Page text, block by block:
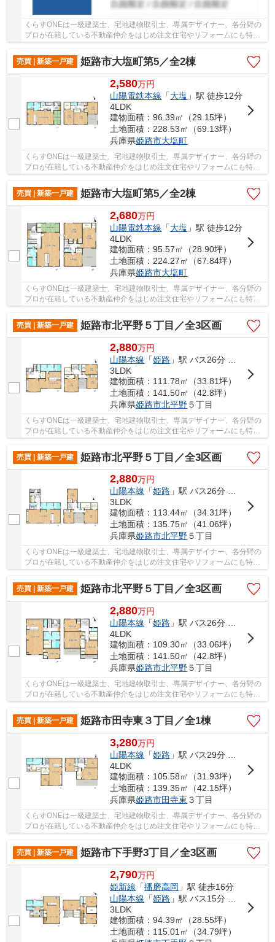
くらすONEは一級建築士、宅地建物取引士、専属デザイナー、各分野の
プロが在籍している不動産仲介をはじめ注文住宅やリフォームにも特化
しているお店です♪住まいに関する事は何でも気...
売買 | 新築一戸建
姫路市大塩町第5／全2棟
2,580万円
山陽電鉄本線 「大塩 」駅 徒歩12分
4LDK
建物面積：96.39㎡（29.15坪）
土地面積：228.53㎡（69.13坪）
兵庫県姫路市大塩町
くらすONEは一級建築士、宅地建物取引士、専属デザイナー、各分野の
プロが在籍している不動産仲介をはじめ注文住宅やリフォームにも特化
売買 | 新築一戸建
姫路市大塩町第5／全2棟
2,680万円
山陽電鉄本線 「大塩 」駅 徒歩12分
4LDK
建物面積：95.57㎡（28.90坪）
土地面積：224.27㎡（67.84坪）
兵庫県姫路市大塩町
くらすONEは一級建築士、宅地建物取引士、専属デザイナー、各分野の
プロが在籍している不動産仲介をはじめ注文住宅やリフォームにも特化
しているお店です♪住まいに関する事は何でも気...
売買 | 新築一戸建
姫路市北平野５丁目／全3区画
2,880万円
山陽本線 「姫路 」駅 バス26分 「平野西口（兵庫県）」 停歩2分
3LDK
建物面積：111.78㎡（33.81坪）
土地面積：141.50㎡（42.8坪）
兵庫県姫路市北平野５丁目
くらすONEは一級建築士、宅地建物取引士、専属デザイナー、各分野の
プロが在籍している不動産仲介をはじめ注文住宅やリフォームにも特化
しているお店です♪住まいに関する事は何でも気...
売買 | 新築一戸建
姫路市北平野５丁目／全3区画
2,880万円
山陽本線 「姫路 」駅 バス26分 「平野西口（兵庫県）」 停歩2分
3LDK
建物面積：113.44㎡（34.31坪）
土地面積：135.75㎡（41.06坪）
兵庫県姫路市北平野５丁目
くらすONEは一級建築士、宅地建物取引士、専属デザイナー、各分野の
プロが在籍している不動産仲介をはじめ注文住宅やリフォームにも特化
売買 | 新築一戸建
姫路市北平野５丁目／全3区画
2,880万円
山陽本線 「姫路 」駅 バス26分 「平野西口（兵庫県）」 停歩2分
4LDK
建物面積：109.30㎡（33.06坪）
土地面積：141.50㎡（42.8坪）
兵庫県姫路市北平野５丁目
くらすONEは一級建築士、宅地建物取引士、専属デザイナー、各分野の
プロが在籍している不動産仲介をはじめ注文住宅やリフォームにも特化
売買 | 新築一戸建
姫路市田寺東３丁目／全1棟
3,280万円
山陽本線 「姫路 」駅 バス29分 「田寺東３丁目」 停歩4分
4LDK
建物面積：105.58㎡（31.93坪）
土地面積：139.35㎡（42.15坪）
兵庫県姫路市田寺東 ３丁目
くらすONEは一級建築士、宅地建物取引士、専属デザイナー、各分野の
プロが在籍している不動産仲介をはじめ注文住宅やリフォームにも特化
売買 | 新築一戸建
姫路市下手野3丁目／全3区画
2,790万円
姫新線 「播磨高岡 」駅 徒歩16分
山陽本線 「姫路 」駅 バス15分 「日赤病院前（姫路市）」 停歩2分
3LDK
建物面積：94.39㎡（28.55坪）
土地面積：115.01㎡（34.79坪）